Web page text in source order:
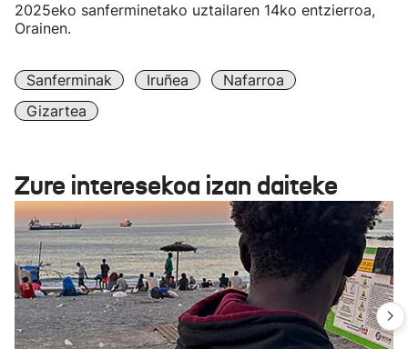
2025eko sanferminetako uztailaren 14ko entzierroa,
Orainen.
Sanferminak Iruñea
Nafarroa
Gizartea
Zure interesekoa izan daiteke